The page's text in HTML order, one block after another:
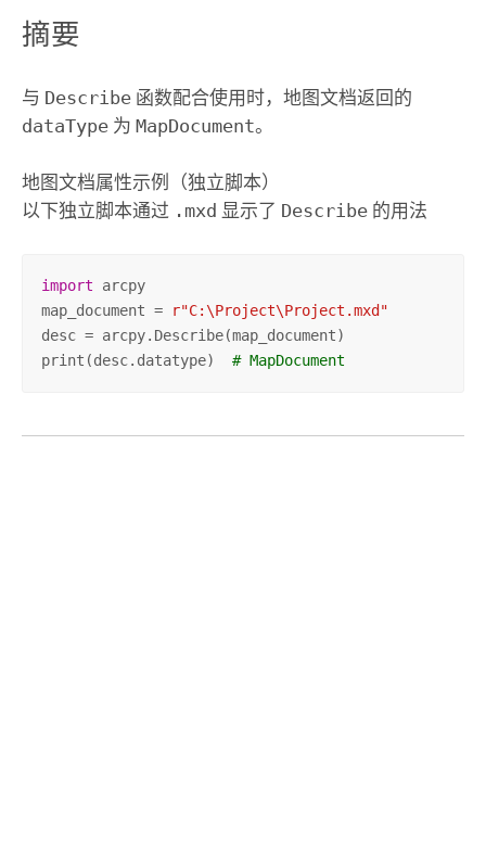
摘要
与 Describe函数配合使用时，地图文档返回的
dataType为 MapDocument。
地图文档属性示例（独立脚本）
以下独立脚本通过 .mxd 显示了 Describe的用法
import arcpy
map_document =
r"C:\Project\Project.mxd"
desc = arcpy.Describe(map_document)
print(desc.datatype) # MapDocument